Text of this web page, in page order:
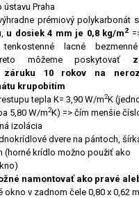
Praha
prémiový polykarbonát
u dosiek 4 mm je 0,8 kg/m2
tenkostenné lacné
môžeme poskytovať
záruku 10 rokov na
krupobitím
tepla K= 3,90 W/m2K
5,80 W/m2K) => čím menšie
izolácia
dvere na pántoch,
(horné krídlo možno použiť ako
namontovať ako pravé
okno v zadnom čele 0,80 x 0,62 m